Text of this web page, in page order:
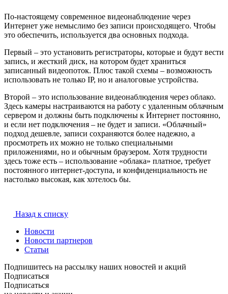
По-настоящему современное видеонаблюдение через
Интернет уже немыслимо без записи происходящего. Чтобы
это обеспечить, используется два основных подхода.
Первый – это установить регистраторы, которые и будут вести
запись, и жесткий диск, на котором будет храниться
записанный видеопоток. Плюс такой схемы – возможность
использовать не только IP, но и аналоговые устройства.
Второй – это использование видеонаблюдения через облако.
Здесь камеры настраиваются на работу с удаленным облачным
сервером и должны быть подключены к Интернет постоянно,
и если нет подключения – не будет и записи. «Облачный»
подход дешевле, записи сохраняются более надежно, а
просмотреть их можно не только специальными
приложениями, но и обычным браузером. Хотя трудности
здесь тоже есть – использование «облака» платное, требует
постоянного интернет-доступа, и конфиденциальность не
настолько высокая, как хотелось бы.
Назад к списку
Новости
Новости партнеров
Статьи
Подпишитесь на рассылку наших новостей и акций
Подписаться
Подписаться